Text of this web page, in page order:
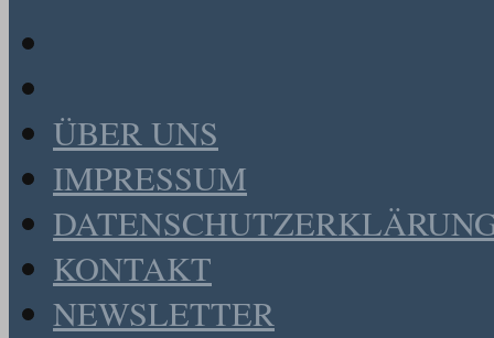
ÜBER UNS
IMPRESSUM
KONTAKT
NEWSLETTER